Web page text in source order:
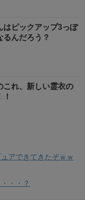
はピックアップ3っぽ
るんだろう？
これ、新しい霊衣の
アできてきたぞｗｗ
・・？